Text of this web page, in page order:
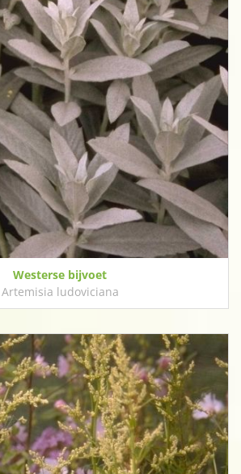
Westerse bijvoet
Artemisia ludoviciana